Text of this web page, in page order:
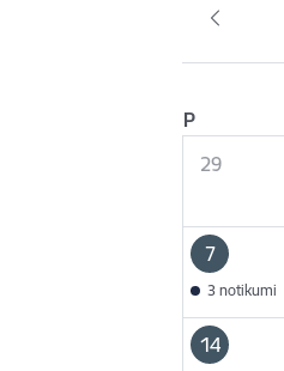
P
29
7
3 notikumi
14